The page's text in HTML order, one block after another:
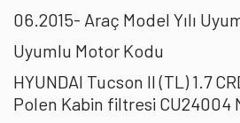
06.2015- Araç Model Yılı
Uyumlu Motor Kodu
HYUNDAI Tucson II (TL) 1.7
Polen Kabin filtresi CU24004